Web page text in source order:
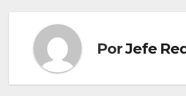
PorJefe